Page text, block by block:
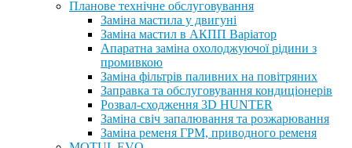
Планове технічне обслуговування
Заміна мастила у двигуні
Заміна мастил в АКПП Варіатор
Апаратна заміна охолоджуючої рідини з
промивкою
Заміна фільтрів паливних на повітряних
Заправка та обслуговування кондиціонерів
Розвал-сходження 3D HUNTER
Заміна свіч запалювання та розжарювання
Заміна ременя ГРМ, приводного ременя